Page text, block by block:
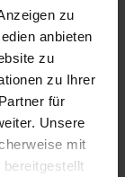
zu
anbieten
zu
zu Ihrer
für
Unsere
mit